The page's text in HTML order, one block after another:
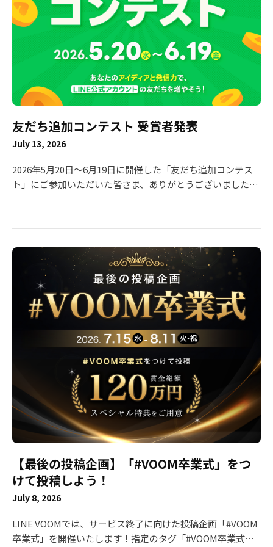
付終了： 2026年7月22日（水） ・ パートナー所属から個人
への収益化切り替えに関しましても、同日をもって受付終了
となります。 ・ クリエイター様の登録情報不備等により審
査が進められない場合、収益化申請の終了期日までに不備等
の解消が確認できない際には登録ができかねます。 あらかじ
めご了承くださいますようお願い申し上げます。 新規投稿停
止日： 2026年9月28日（月） ・VOOM studioからの新規投
稿を終了いたします。 サービス提供終了日： 2026年9月30日
（水）午前11時ごろ ・ サービス提供終了日まで、現状通り
収益還元を行ってまいります。 ■ 収益金のお支払いについ
り予定しております。 ・ 最終振込予定日： 2026年11月中
旬〜末日（予定） ・ 最終お振込の条件について：11月の最
皆様へ収益金をお支払いいたします。 【重要】アカウントの
め、最終の収益金のお支払いが完了するまで、「LINE
VOOM」のアカウントは削除されないようお願いいたしま
す。 ※事前にアカウントが削除された場合、収益金のお支払
いが正常に行われない可能性がございます。 ■ サービス終
了に関するご不明点やご質問は、以下のお問い合わせフォー
ムよりご連絡ください。https://contact-
cc.line.me/category1ld/14550 ご利用中の皆様には多大なご
迷惑をおかけいたしますが、何卒ご理解賜りますようお願い
申し上げます。 これまでの「LINE VOOM」へのあたたかい
ご支援とご協力に、深く感謝申し上げます。 今後ともLINE
をよろしくお願いいたします。
友だち追加コンテスト 受賞者発表
July 13, 2026
2026年5月20日〜6月19日に開催した「友だち追加コンテス
ト」にご参加いただいた皆さま、ありがとうございました！
リエイターの皆さまに創意工夫を凝らした投稿をしていただ
した！ 本ページでは、受賞者一覧と、最優秀賞・優秀賞・ベ
ストアイディア賞を受賞された7名の投稿をご紹介いたしま
加をして、トークにキーワードを送るとコントの続きの動画
が見られるという企画を実施されていました💡 他にも視聴者
の動機付けが上手な動画を多数投稿！お見事です👏 ※LINE
公式アカウントの応答メッセージ機能の使い方はコチラをご
確認ください 🥈 優秀賞（賞金10万円 × 5名） ぴよたぬき♡
友だち追加してキーワードを送るとアイコン画像や壁紙をプ
レゼントする企画を実施されていました。"期間限定"の要素
もユーザーアクションの後押しになりそうですね☺️ ぱみ 友
だち追加してキーワードを送るとアイコン画像をプレゼント
する企画を実施。応答メッセージ機能の仕様も丁寧に説明さ
れていて分かりやすいです😊 以下の3組は、友だち追加の方
法を動画内で説明されていました👍 モフモフモー🐶🌈 うに
ちゃん＆えびちゃん アジーン 💡 ベストアイディア賞（賞金
20万円） まつぼっくり🍓 時間限定でLINE返信をする企画を
実施！1対1のメッセージがいつものLINEで出来て、ファン
の方は嬉しかったはず😍 🎉 入賞（賞金1万円 × 20名） ※順
不同 わさびの食べる音 ともカフェもか🙈💓 わんこそば みり
【最後の投稿企画】「#VOOM卒業式」をつ
けて投稿しよう！
July 8, 2026
LINE VOOMでは、サービス終了に向けた投稿企画「#VOOM
卒業式」を開催いたします！指定のタグ「#VOOM卒業式」